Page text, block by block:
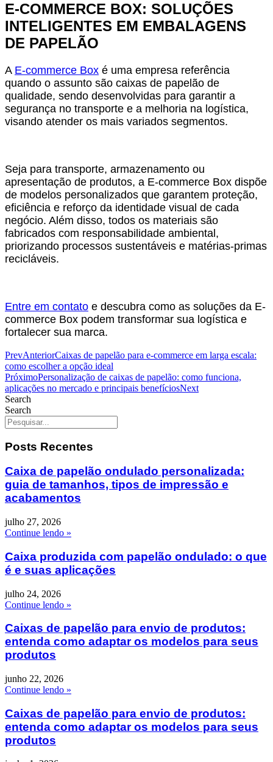
E-COMMERCE BOX: SOLUÇÕES
INTELIGENTES EM EMBALAGENS
DE PAPELÃO
A E-commerce Box é uma empresa referência
quando o assunto são caixas de papelão de
qualidade, sendo desenvolvidas para garantir a
segurança no transporte e a melhoria na logística,
visando atender os mais variados segmentos.
Seja para transporte, armazenamento ou
apresentação de produtos, a E-commerce Box dispõe
de modelos personalizados que garantem proteção,
eficiência e reforço da identidade visual de cada
negócio. Além disso, todos os materiais são
fabricados com responsabilidade ambiental,
priorizando processos sustentáveis e matérias-primas
recicláveis.
Entre em contato e descubra como as soluções da E-
commerce Box podem transformar sua logística e
fortalecer sua marca.
PrevAnteriorCaixas de papelão para e-commerce em larga escala:
como escolher a opção ideal
PróximoPersonalização de caixas de papelão: como funciona,
aplicações no mercado e principais benefíciosNext
Search
Search
Posts Recentes
Caixa de papelão ondulado personalizada:
guia de tamanhos, tipos de impressão e
acabamentos
julho 27, 2026
Continue lendo »
Caixa produzida com papelão ondulado: o que
é e suas aplicações
julho 24, 2026
Continue lendo »
Caixas de papelão para envio de produtos:
entenda como adaptar os modelos para seus
produtos
junho 22, 2026
Continue lendo »
Caixas de papelão para envio de produtos:
entenda como adaptar os modelos para seus
produtos